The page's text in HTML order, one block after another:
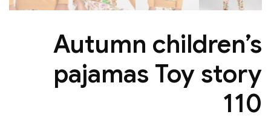
Autumn children’s
pajamas Toy story
110